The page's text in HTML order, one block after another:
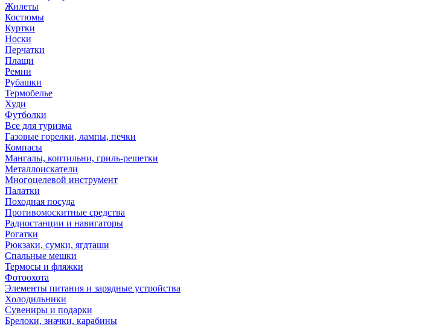
Жилеты
Костюмы
Куртки
Носки
Перчатки
Плащи
Ремни
Рубашки
Термобелье
Худи
Футболки
Все для туризма
Газовые горелки, лампы, печки
Компасы
Мангалы, коптильни, гриль-решетки
Металлоискатели
Многоцелевой инструмент
Палатки
Походная посуда
Противомоскитные средства
Радиостанции и навигаторы
Рогатки
Рюкзаки, сумки, ягдташи
Спальные мешки
Термосы и фляжки
Фотоохота
Элементы питания и зарядные устройства
Холодильники
Сувениры и подарки
Брелоки, значки, карабины